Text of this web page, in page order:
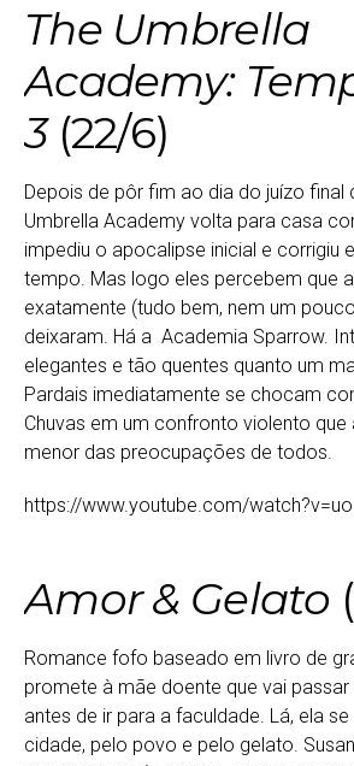
The Umbrella
Academy:
3(22/6)
Depois de pôr fim ao dia do juízo final
Umbrella Academy volta para casa
impediu o apocalipse inicial e corrigiu
tempo. Mas logo eles percebem que
exatamente (tudo bem, nem um
deixaram. Há a Academia Sparrow.
elegantes e tão quentes quanto um
Pardais imediatamente se chocam
Chuvas em um confronto violento que
menor das preocupações de todos.
https://www.youtube.com/
Amor & Gelato
Romance fofo baseado em livro de
promete à mãe doente que vai
antes de ir para a faculdade. Lá, ela
cidade, pelo povo e pelo gelato.